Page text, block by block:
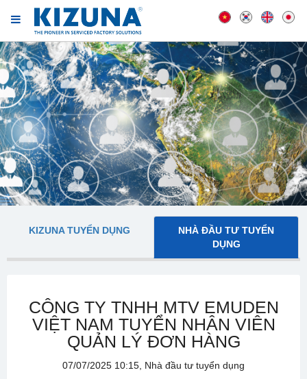
KIZUNA TUYỂN DỤNG
NHÀ ĐẦU TƯ TUYỂN
DỤNG
CÔNG TY TNHH MTV EMUDEN
VIỆT NAM TUYỂN NHÂN VIÊN
QUẢN LÝ ĐƠN HÀNG
07/07/2025 10:15, Nhà đầu tư tuyển dụng